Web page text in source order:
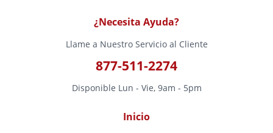
¿Necesita Ayuda?
Llame a Nuestro Servicio al Cliente
877-511-2274
Disponible Lun - Vie, 9am - 5pm
Inicio